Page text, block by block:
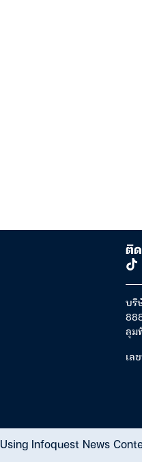
ติด
บริ
ลุม
เล
Using Infoquest News